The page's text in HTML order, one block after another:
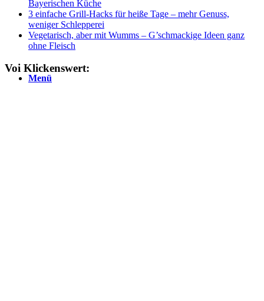
Menü
Bayerischen Küche
3 einfache Grill-Hacks für heiße Tage – mehr Genuss,
weniger Schlepperei
Vegetarisch, aber mit Wumms – G’schmackige Ideen ganz
ohne Fleisch
Voi Klickenswert: